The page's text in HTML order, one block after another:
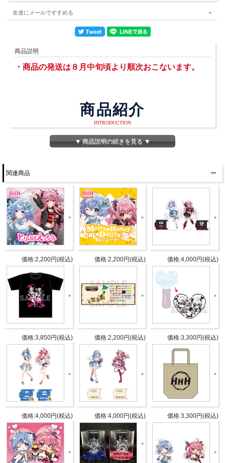
友達にメールですすめる
商品説明
・商品の発送は８月中旬頃より順次おこないます。
商品紹介
INTRODUCTION
「歩サラ・胡桃ふゅのコードネームはHHH」オリジナルグッズ発売！
サラふゅフェ〇で好評だった飴パイのSEボイスを、新規録りおろしパターンを
商品詳細
DETAIL
発売日 2025年7月5日(土）
仕様
形状：丸型
パーツ：ボールチェーン付
材質：PVCほか
電池寿命：約2年※電池入れ替え不可
発売元
タブリエ・コミュニケーションズ株
式会社
販売元
タブリエ・コミュニケーションズ株
式会社
JANコ
ード
4582778182530
商品番
GOODS-1308
▼ 商品説明の続きを見る ▼
関連商品
価格:2,200円(税込) 価格:2,200円(税込) 価格:4,000円(税込)
価格:3,850円(税込) 価格:2,200円(税込) 価格:3,300円(税込)
価格:4,000円(税込) 価格:4,000円(税込) 価格:3,300円(税込)